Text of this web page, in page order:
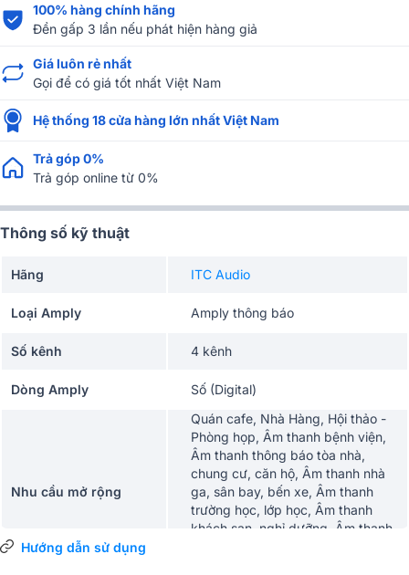
100% hàng chính hãng
Đền gấp 3 lần nếu phát hiện hàng giả
Giá luôn rẻ nhất
Gọi để có giá tốt nhất Việt Nam
Hệ thống 18 cửa hàng lớn nhất Việt Nam
Trả góp 0%
Trả góp online từ 0%
Thông số kỹ thuật
Hãng ITC Audio
Loại Amply Amply thông báo
Số kênh 4 kênh
Dòng Amply Số (Digital)
Nhu cầu mở rộng
Quán cafe, Nhà Hàng, Hội thảo -
Phòng họp, Âm thanh bệnh viện,
Âm thanh thông báo tòa nhà,
chung cư, căn hộ, Âm thanh nhà
ga, sân bay, bến xe, Âm thanh
trường học, lớp học, Âm thanh
khách sạn, nghỉ dưỡng, Âm thanh
Hướng dẫn sử dụng